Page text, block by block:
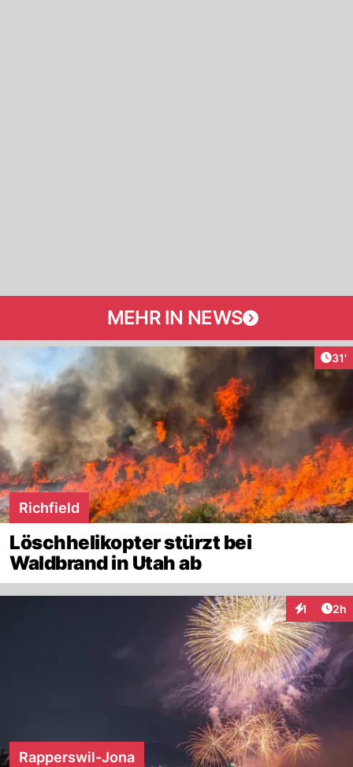
MEHR IN NEWS
31'
Richfield
Löschhelikopter stürzt bei
Waldbrand in Utah ab
1 2h
Rapperswil-Jona